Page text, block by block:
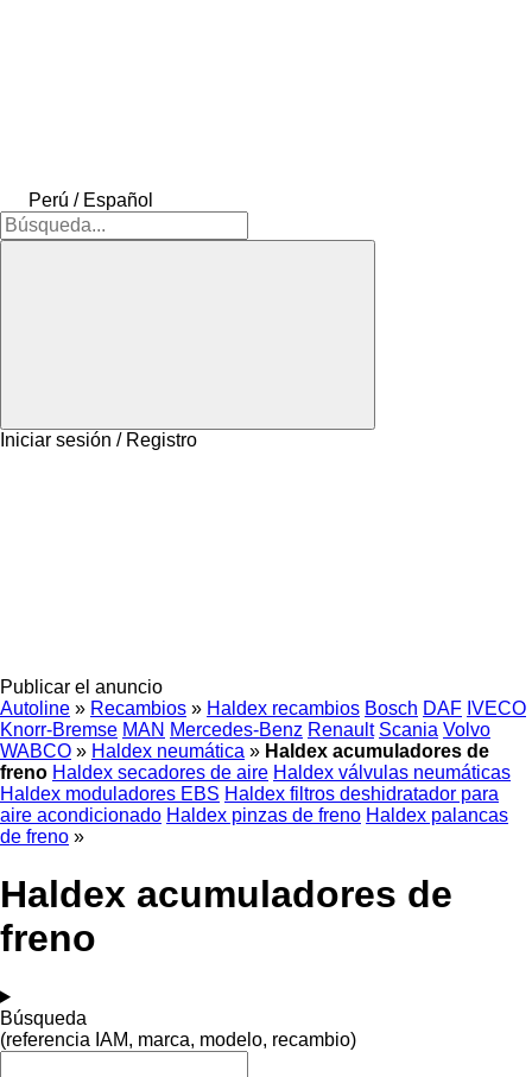
Perú / Español
Iniciar sesión / Registro
Publicar el anuncio
Autoline » Recambios » Haldex recambios Bosch DAF IVECO
Knorr-Bremse MAN Mercedes-Benz Renault Scania Volvo
WABCO » Haldex neumática » Haldex acumuladores de
freno Haldex secadores de aire Haldex válvulas neumáticas
Haldex moduladores EBS Haldex filtros deshidratador para
aire acondicionado Haldex pinzas de freno Haldex palancas
de freno »
Haldex acumuladores de
freno
Búsqueda
(referencia IAM, marca, modelo, recambio)